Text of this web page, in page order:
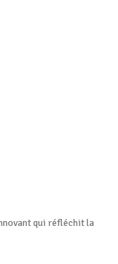
qui réfléchit la